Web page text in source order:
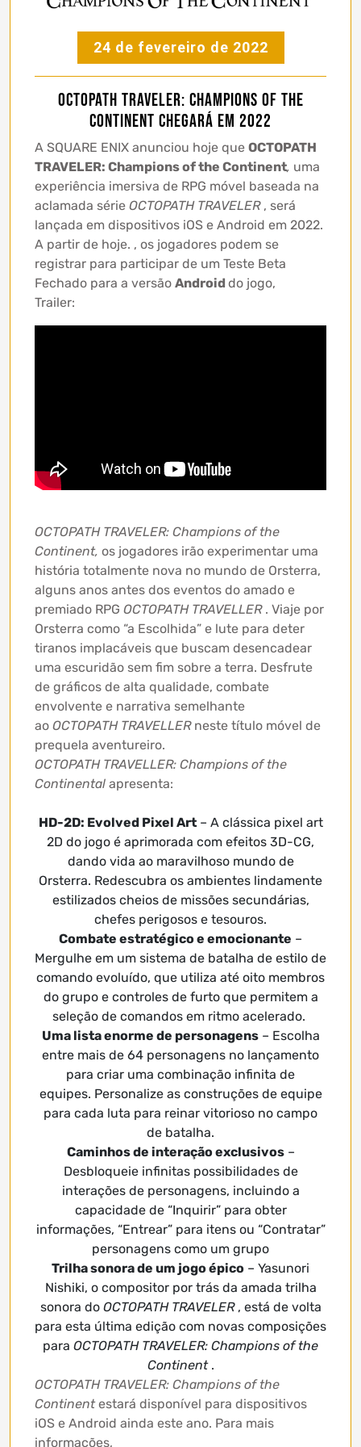
24 de fevereiro de 2022
OCTOPATH TRAVELER: Champions of the
Continent chegará em 2022
A SQUARE ENIX anunciou hoje que OCTOPATH
TRAVELER: Champions of the Continent, uma
experiência imersiva de RPG móvel baseada na
aclamada série OCTOPATH TRAVELER, será
lançada em dispositivos iOS e Android em 2022.
A partir de hoje. , os jogadores podem se
registrar para participar de um Teste Beta
Fechado para a versão Android do jogo,
Trailer:
OCTOPATH TRAVELER: Champions of the
Continent, os jogadores irão experimentar uma
história totalmente nova no mundo de Orsterra,
alguns anos antes dos eventos do amado e
premiado RPG OCTOPATH TRAVELLER. Viaje por
Orsterra como “a Escolhida” e lute para deter
tiranos implacáveis ​​que buscam desencadear
uma escuridão sem fim sobre a terra. Desfrute
de gráficos de alta qualidade, combate
envolvente e narrativa semelhante
ao OCTOPATH TRAVELLERneste título móvel de
prequela aventureiro.
OCTOPATH TRAVELLER: Champions of the
Continental apresenta:
HD-2D: Evolved Pixel Art– A clássica pixel art
2D do jogo é aprimorada com efeitos 3D-CG,
dando vida ao maravilhoso mundo de
Orsterra. Redescubra os ambientes lindamente
estilizados cheios de missões secundárias,
chefes perigosos e tesouros.
Combate estratégico e emocionante –
Mergulhe em um sistema de batalha de estilo de
comando evoluído, que utiliza até oito membros
do grupo e controles de furto que permitem a
seleção de comandos em ritmo acelerado.
Uma lista enorme de personagens– Escolha
entre mais de 64 personagens no lançamento
para criar uma combinação infinita de
equipes. Personalize as construções de equipe
para cada luta para reinar vitorioso no campo
de batalha.
Caminhos de interação exclusivos–
Desbloqueie infinitas possibilidades de
interações de personagens, incluindo a
capacidade de “Inquirir” para obter
informações, “Entrear” para itens ou “Contratar”
personagens como um grupo
Trilha sonora de um jogo épico – Yasunori
Nishiki, o compositor por trás da amada trilha
sonora do OCTOPATH TRAVELER, está de volta
para esta última edição com novas composições
para OCTOPATH TRAVELER: Champions of the
Continent.
OCTOPATH TRAVELER: Champions of the
Continentestará disponível para dispositivos
iOS e Android ainda este ano. Para mais
informações,